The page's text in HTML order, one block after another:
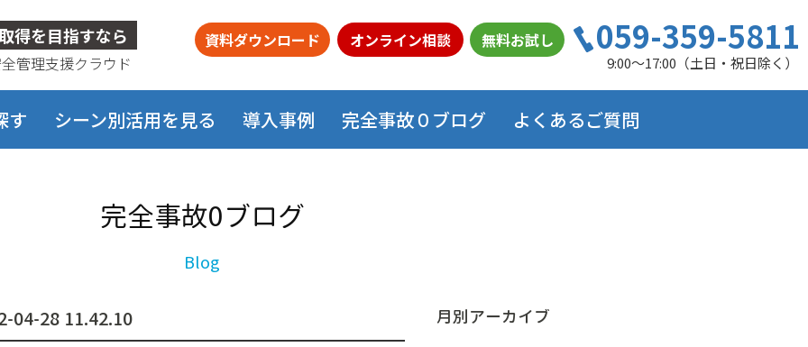
得を目指すなら
管理支援クラウド
資料ダウンロード オンライン相談 無料お試し 059-359-5811
9:00～17:00（土日・祝日除く）
す シーン別活用を見る 導入事例 完全事故０ブログ よくあるご質問
完全事故0ブログ
04-28 11.42.10 月別アーカイブ